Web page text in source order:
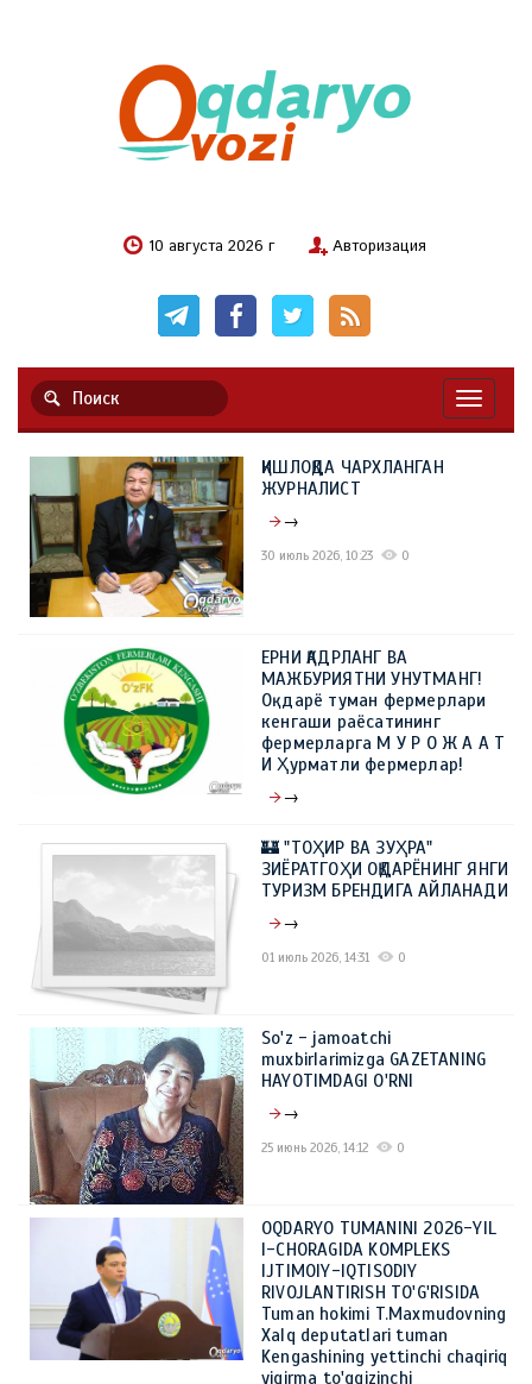
10 августа 2026 г Авторизация
ҚИШЛОҚДА ЧАРХЛАНГАН
ЖУРНАЛИСТ
→
30 июль 2026, 10:23 0
ЕРНИ ҚАДРЛАНГ ВА
МАЖБУРИЯТНИ УНУТМАНГ!
Оқдарё туман фермерлари
кенгаши раёсатининг
фермерларга М У Р О Ж А А Т
И Ҳурматли фермерлар!
→
🏰 "ТОҲИР ВА ЗУҲРА"
ЗИЁРАТГОҲИ ОҚДАРЁНИНГ ЯНГИ
ТУРИЗМ БРЕНДИГА АЙЛАНАДИ
→
01 июль 2026, 14:31 0
So'z - jamoatchi
muxbirlarimizga GAZETANING
HAYOTIMDAGI O'RNI
→
25 июнь 2026, 14:12 0
OQDARYO TUMANINI 2026-YIL
I-CHORAGIDA KOMPLEKS
IJTIMOIY-IQTISODIY
RIVOJLANTIRISH TO'G'RISIDA
Tuman hokimi T.Maxmudovning
Xalq deputatlari tuman
Kengashining yettinchi chaqiriq
yigirma to'qqizinchi